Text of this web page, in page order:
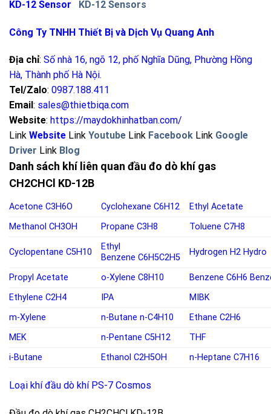
KD-12 Sensor KD-12 Sensors
Công Ty TNHH Thiết Bị và Dịch Vụ Quang Anh
Địa chỉ: Số nhà 16, ngõ 12, phố Nghĩa Dũng, Phường Hồng
Hà, Thành phố Hà Nội.
Tel/Zalo: 0987.188.411
Email : sales@thietbiqa.com
Website: https://maydokhinhatban.com/
Link Website Link Youtube Link Facebook Link Google
Driver Link Blog
Danh sách khí liên quan đầu đo dò khí gas
CH2CHCl KD-12B
Acetone C3H6O Cyclohexane C6H12
Ethyl Acetate
Methanol CH3OH Propane C3H8 Toluene C7H8
Cyclopentane C5H10
Ethyl
Benzene C6H5C2H5
Hydrogen H2 Hydro
Propyl Acetate o-Xylene C8H10 Benzene C6H6
Ethylene C2H4 IPA
MIBK
m-Xylene
n-Butane n-C4H10
Ethane C2H6
MEK
n-Pentane C5H12
THF
i-Butane
Ethanol C2H5OH n-Heptane C7H16
Loại khí đầu dò khí PS-7 Cosmos